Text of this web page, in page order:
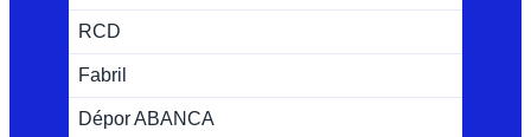
RCD
Fabril
Dépor ABANCA